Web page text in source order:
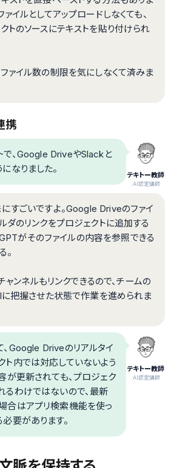
ァイルとしてアップロードしなくても、
トのソースにテキストを貼り付けられ
ァイル数の制限を気にしなくて済みま
携
テキトー教師
.AI認定講師
で、Google DriveやSlackと
なりました。
すごいですよ。Google Driveのファイ
ダのリンクをプロジェクトに追加する
がそのファイルの内容を参照できる
。
ャンネルもリンクできるので、チームの
把握させた状態で作業を進められま
テキトー教師
.AI認定講師
、Google Driveのリアルタイ
ト内では対応していないよう
が更新されても、プロジェク
るわけではないので、最新
合はアプリ検索機能を使っ
要があります。